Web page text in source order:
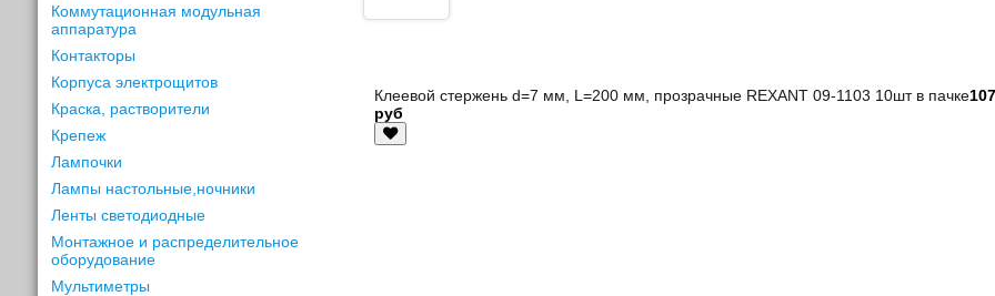
Коммутационная модульная
аппаратура
Контакторы
Корпуса электрощитов
Краска, растворители
Крепеж
Лампочки
Лампы настольные,ночники
Ленты светодиодные
Монтажное и распределительное
оборудование
Мультиметры
Клеевой стержень d=7 мм, L=200 мм, прозрачные REXANT 09-1103 10шт в пачке
руб